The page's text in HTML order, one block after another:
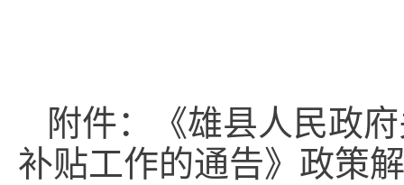
附件：《雄县人民政
补贴工作的通告》政策